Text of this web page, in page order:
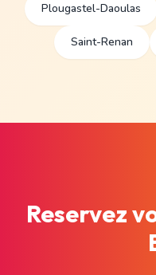
Plougastel-Daoulas
Saint-Renan
Reservez